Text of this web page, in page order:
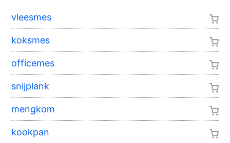
vleesmes
koksmes
officemes
snijplank
mengkom
kookpan